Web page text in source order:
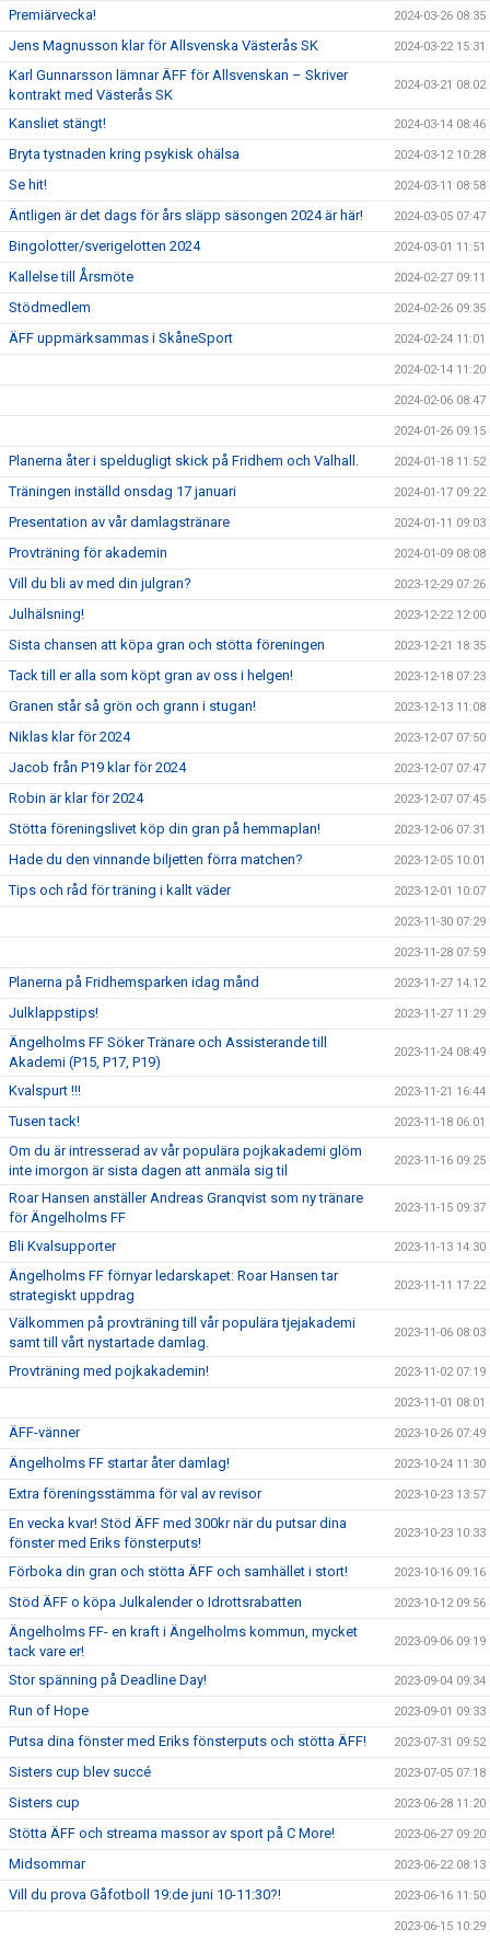
Premiärvecka! 2024-03-26 08:35
Jens Magnusson klar för Allsvenska Västerås SK 2024-03-22 15:31
Karl Gunnarsson lämnar ÄFF för Allsvenskan – Skriver
kontrakt med Västerås SK
2024-03-21 08:02
Kansliet stängt! 2024-03-14 08:46
Bryta tystnaden kring psykisk ohälsa 2024-03-12 10:28
Se hit! 2024-03-11 08:58
Äntligen är det dags för års släpp säsongen 2024 är här! 2024-03-05 07:47
Bingolotter/sverigelotten 2024 2024-03-01 11:51
Kallelse till Årsmöte 2024-02-27 09:11
Stödmedlem 2024-02-26 09:35
ÄFF uppmärksammas i SkåneSport 2024-02-24 11:01
2024-02-14 11:20
2024-02-06 08:47
2024-01-26 09:15
Planerna åter i speldugligt skick på Fridhem och Valhall. 2024-01-18 11:52
Träningen inställd onsdag 17 januari 2024-01-17 09:22
Presentation av vår damlagstränare 2024-01-11 09:03
Provträning för akademin 2024-01-09 08:08
Vill du bli av med din julgran? 2023-12-29 07:26
Julhälsning! 2023-12-22 12:00
Sista chansen att köpa gran och stötta föreningen 2023-12-21 18:35
Tack till er alla som köpt gran av oss i helgen! 2023-12-18 07:23
Granen står så grön och grann i stugan! 2023-12-13 11:08
Niklas klar för 2024 2023-12-07 07:50
Jacob från P19 klar för 2024 2023-12-07 07:47
Robin är klar för 2024 2023-12-07 07:45
Stötta föreningslivet köp din gran på hemmaplan! 2023-12-06 07:31
Hade du den vinnande biljetten förra matchen? 2023-12-05 10:01
Tips och råd för träning i kallt väder 2023-12-01 10:07
2023-11-30 07:29
2023-11-28 07:59
Planerna på Fridhemsparken idag månd 2023-11-27 14:12
Julklappstips! 2023-11-27 11:29
Ängelholms FF Söker Tränare och Assisterande till
Akademi (P15, P17, P19)
2023-11-24 08:49
Kvalspurt !!! 2023-11-21 16:44
Tusen tack! 2023-11-18 06:01
Om du är intresserad av vår populära pojkakademi glöm
inte imorgon är sista dagen att anmäla sig til
2023-11-16 09:25
Roar Hansen anställer Andreas Granqvist som ny tränare
för Ängelholms FF
2023-11-15 09:37
Bli Kvalsupporter 2023-11-13 14:30
Ängelholms FF förnyar ledarskapet: Roar Hansen tar
strategiskt uppdrag
2023-11-11 17:22
Välkommen på provträning till vår populära tjejakademi
samt till vårt nystartade damlag.
2023-11-06 08:03
Provträning med pojkakademin! 2023-11-02 07:19
2023-11-01 08:01
ÄFF-vänner 2023-10-26 07:49
Ängelholms FF startar åter damlag! 2023-10-24 11:30
Extra föreningsstämma för val av revisor 2023-10-23 13:57
En vecka kvar! Stöd ÄFF med 300kr när du putsar dina
fönster med Eriks fönsterputs!
2023-10-23 10:33
Förboka din gran och stötta ÄFF och samhället i stort! 2023-10-16 09:16
Stöd ÄFF o köpa Julkalender o Idrottsrabatten 2023-10-12 09:56
Ängelholms FF- en kraft i Ängelholms kommun, mycket
tack vare er!
2023-09-06 09:19
Stor spänning på Deadline Day! 2023-09-04 09:34
Run of Hope 2023-09-01 09:33
Putsa dina fönster med Eriks fönsterputs och stötta ÄFF! 2023-07-31 09:52
Sisters cup blev succé 2023-07-05 07:18
Sisters cup 2023-06-28 11:20
Stötta ÄFF och streama massor av sport på C More! 2023-06-27 09:20
Midsommar 2023-06-22 08:13
Vill du prova Gåfotboll 19:de juni 10-11:30?! 2023-06-16 11:50
2023-06-15 10:29